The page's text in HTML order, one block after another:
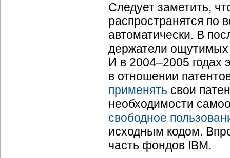
Следует заметить,
распространятся по
автоматически. В
держатели
И в 2004–2005 годах
в отношении
применять свои
необходимости
свободное
исходным кодом.
часть фондов IBM.